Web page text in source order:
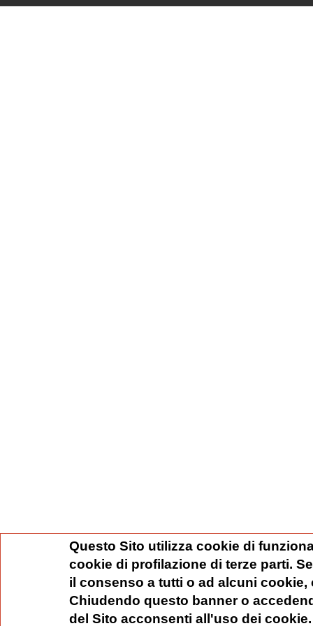
Questo Sito utilizza cookie di
cookie di profilazione di terze parti.
il consenso a tutti o ad alcuni
Chiudendo questo banner o
del Sito acconsenti all'uso dei cookie.